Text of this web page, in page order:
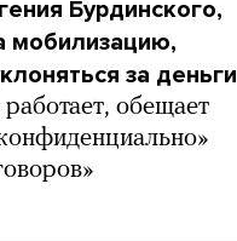
Бурдинского,
мобилизацию,
за деньги
обещает